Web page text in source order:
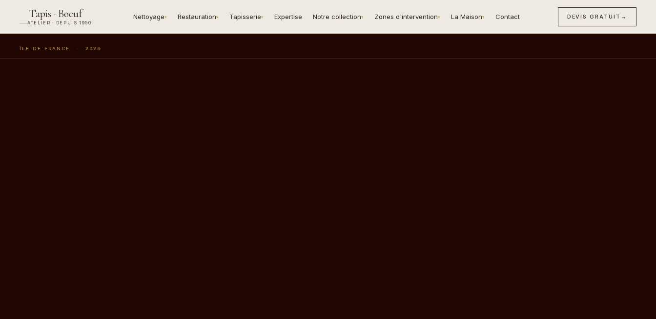
Tapis · Boeuf
ATELIER · DEPUIS 1950
Nettoyage▾ Restauration▾ Tapisserie▾ Expertise Notre collection▾ Zones d'intervention▾ La Maison▾ Contact DEVIS GRATUIT →
ÎLE-DE-FRANCE · 2026